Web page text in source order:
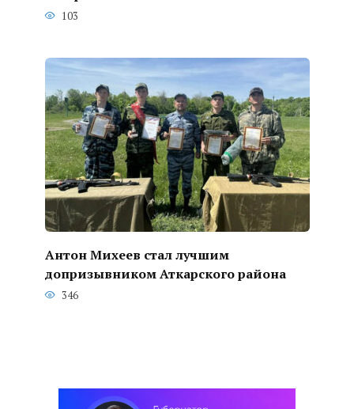
103
Антон Михеев стал лучшим
допризывником Аткарского района
346